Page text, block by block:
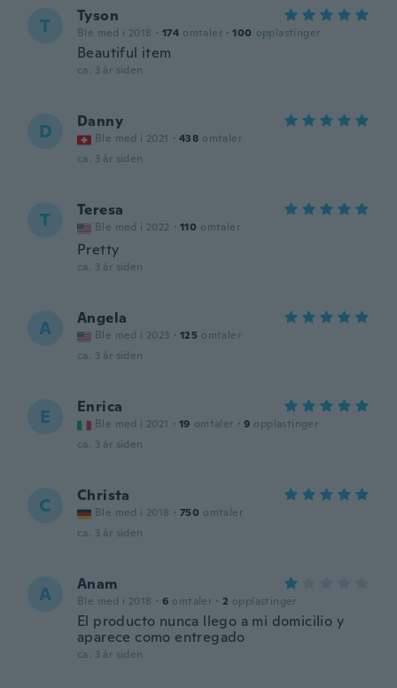
T Tyson
Ble med i 2018 · 174 omtaler · 100 opplastinger
Beautiful item
ca. 3 år siden
D Danny
Ble med i 2021 · 438 omtaler
ca. 3 år siden
T Teresa
Ble med i 2022 · 110 omtaler
Pretty
ca. 3 år siden
A Angela
Ble med i 2023 · 125 omtaler
ca. 3 år siden
E Enrica
Ble med i 2021 · 19 omtaler · 9 opplastinger
ca. 3 år siden
C Christa
Ble med i 2018 · 750 omtaler
ca. 3 år siden
A Anam
Ble med i 2018 · 6 omtaler · 2 opplastinger
El producto nunca llego a mi domicilio y
aparece como entregado
ca. 3 år siden